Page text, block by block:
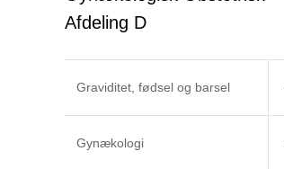
Afdeling D
Graviditet, fødsel og barsel
Gynækologi